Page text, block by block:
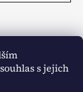
s jejich